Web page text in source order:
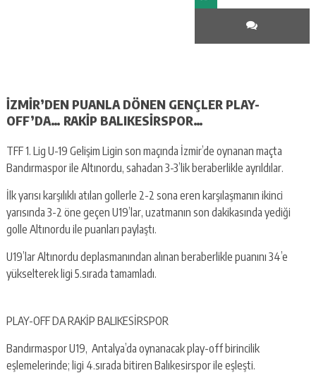
İZMİR’DEN PUANLA DÖNEN GENÇLER PLAY-
OFF’DA… RAKİP BALIKESİRSPOR…
TFF 1. Lig U-19 Gelişim Ligin son maçında İzmir’de oynanan maçta
Bandırmaspor ile Altınordu, sahadan 3-3’lik beraberlikle ayrıldılar.
İlk yarısı karşılıklı atılan gollerle 2-2 sona eren karşılaşmanın ikinci
yarısında 3-2 öne geçen U19’lar, uzatmanın son dakikasında yediği
golle Altınordu ile puanları paylaştı.
U19’lar Altınordu deplasmanından alınan beraberlikle puanını 34’e
yükselterek ligi 5.sırada tamamladı.
PLAY-OFF DA RAKİP BALIKESİRSPOR
Bandırmaspor U19, Antalya’da oynanacak play-off birincilik
eşlemelerinde; ligi 4.sırada bitiren Balıkesirspor ile eşleşti.